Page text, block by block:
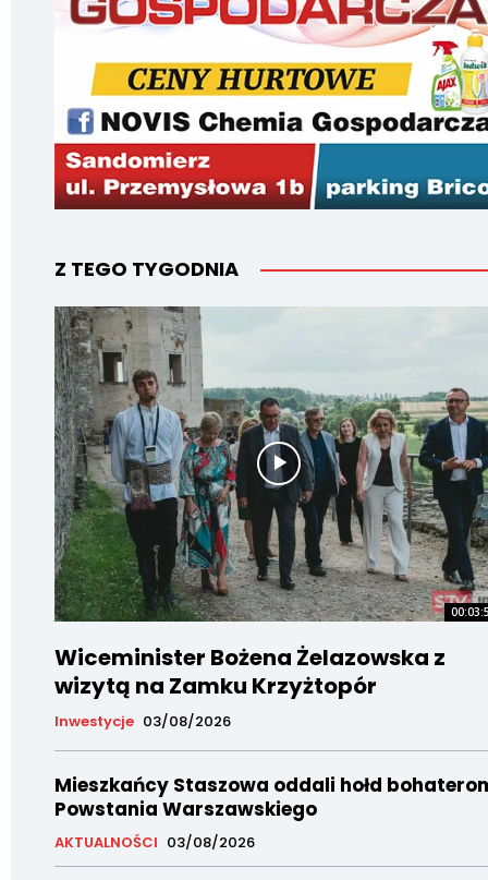
Z TEGO TYGODNIA
Wiceminister Bożena Żelazowska z
wizytą na Zamku Krzyżtopór
Inwestycje 03/08/2026
Mieszkańcy Staszowa oddali hołd
Powstania Warszawskiego
AKTUALNOŚCI 03/08/2026